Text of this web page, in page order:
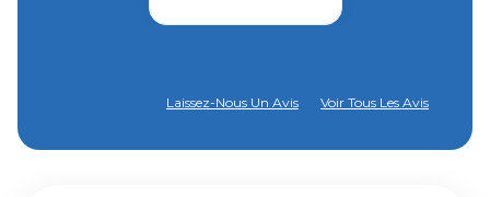
Laissez-Nous Un Avis Voir Tous Les Avis